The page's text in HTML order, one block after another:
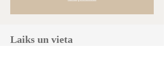
Laiks un vieta